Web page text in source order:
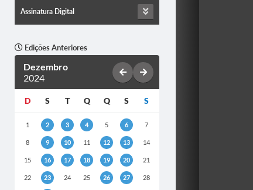
Assinatura Digital
Edições Anteriores
Dezembro
2024
D S T Q Q S S
1 2 3 4 5 6 7
8 9 10 11 12 13 14
15 16 17 18 19 20 21
22 23 24 25 26 27 28